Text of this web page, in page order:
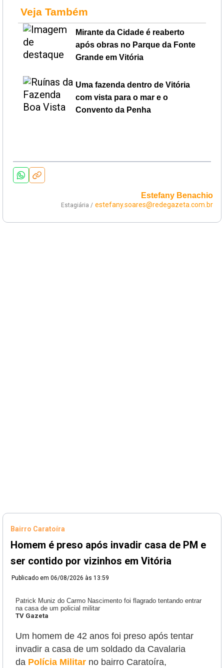
Veja Também
Mirante da Cidade é reaberto
após obras no Parque da Fonte
Grande em Vitória
Uma fazenda dentro de Vitória
com vista para o mar e o
Convento da Penha
Estefany Benachio
Estagiária / estefany.soares@redegazeta.com.br
Bairro Caratoíra
Homem é preso após invadir casa de PM e
ser contido por vizinhos em Vitória
Publicado em 06/08/2026 às 13:59
Patrick Muniz do Carmo Nascimento foi flagrado tentando entrar
na casa de um policial militar
TV Gazeta
Um homem de 42 anos foi preso após tentar
invadir a casa de um soldado da Cavalaria
da Polícia Militar no bairro Caratoíra,